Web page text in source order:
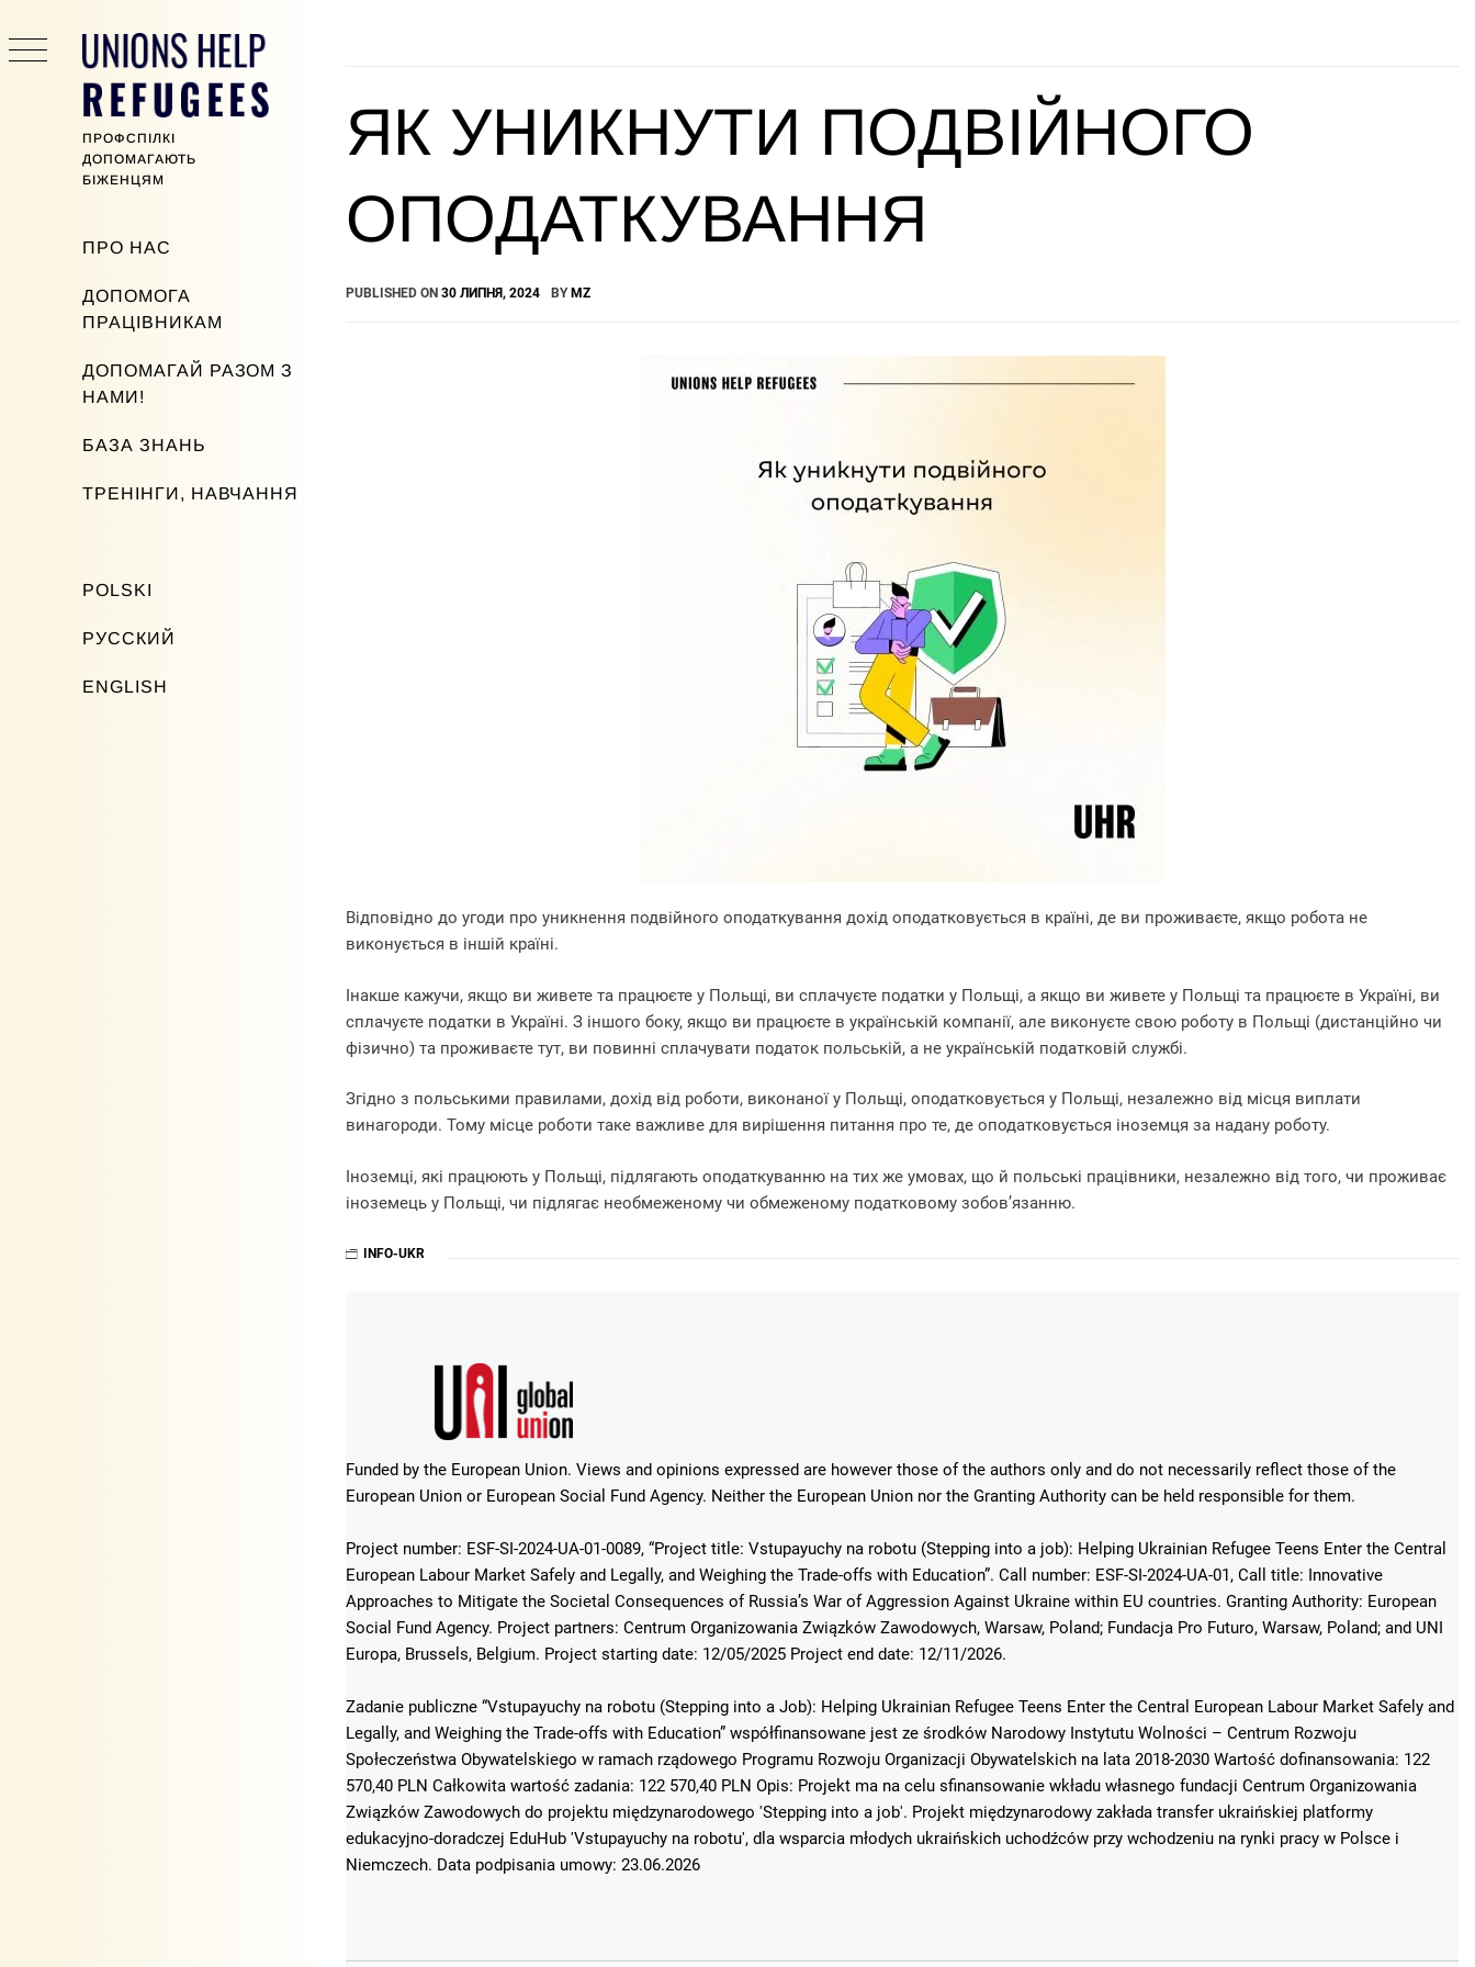
ПРОФСПІЛКІ
ДОПОМАГАЮТЬ
БІЖЕНЦЯМ
ПРО НАС
ДОПОМОГА
ПРАЦІВНИКАМ
ДОПОМАГАЙ РАЗОМ З
НАМИ!
БАЗА ЗНАНЬ
ТРЕНІНГИ, НАВЧАННЯ
POLSKI
РУССКИЙ
ENGLISH
to
content
ЯК УНИКНУТИ ПОДВІЙНОГО
ОПОДАТКУВАННЯ
PUBLISHED ON 30 ЛИПНЯ, 2024 BYMZ
Відповідно до угоди про уникнення подвійного оподаткування дохід оподатковується в країні, де ви проживаєте, якщо робота не
виконується в іншій країні.
Інакше кажучи, якщо ви живете та працюєте у Польщі, ви сплачуєте податки у Польщі, а якщо ви живете у Польщі та працюєте в Україні, ви
сплачуєте податки в Україні. З іншого боку, якщо ви працюєте в українській компанії, але виконуєте свою роботу в Польщі (дистанційно чи
фізично) та проживаєте тут, ви повинні сплачувати податок польській, а не українській податковій службі.
Згідно з польськими правилами, дохід від роботи, виконаної у Польщі, оподатковується у Польщі, незалежно від місця виплати
винагороди. Тому місце роботи таке важливе для вирішення питання про те, де оподатковується іноземця за надану роботу.
Іноземці, які працюють у Польщі, підлягають оподаткуванню на тих же умовах, що й польські працівники, незалежно від того, чи проживає
іноземець у Польщі, чи підлягає необмеженому чи обмеженому податковому зобов’язанню.
INFO-UKR
Funded by the European Union. Views and opinions expressed are however those of the authors only and do not necessarily reflect those of the
European Union or European Social Fund Agency. Neither the European Union nor the Granting Authority can be held responsible for them.
Project number: ESF-SI-2024-UA-01-0089, “Project title: Vstupayuchy na robotu (Stepping into a job): Helping Ukrainian Refugee Teens Enter the Central
European Labour Market Safely and Legally, and Weighing the Trade-offs with Education”. Call number: ESF-SI-2024-UA-01, Call title: Innovative
Approaches to Mitigate the Societal Consequences of Russia’s War of Aggression Against Ukraine within EU countries. Granting Authority: European
Social Fund Agency. Project partners: Centrum Organizowania Związków Zawodowych, Warsaw, Poland; Fundacja Pro Futuro, Warsaw, Poland; and UNI
Europa, Brussels, Belgium. Project starting date: 12/05/2025 Project end date: 12/11/2026.
Zadanie publiczne “Vstupayuchy na robotu (Stepping into a Job): Helping Ukrainian Refugee Teens Enter the Central European Labour Market Safely and
Legally, and Weighing the Trade-offs with Education” współfinansowane jest ze środków Narodowy Instytutu Wolności – Centrum Rozwoju
Społeczeństwa Obywatelskiego w ramach rządowego Programu Rozwoju Organizacji Obywatelskich na lata 2018-2030 Wartość dofinansowania: 122
570,40 PLN Całkowita wartość zadania: 122 570,40 PLN Opis: Projekt ma na celu sfinansowanie wkładu własnego fundacji Centrum Organizowania
Związków Zawodowych do projektu międzynarodowego 'Stepping into a job'. Projekt międzynarodowy zakłada transfer ukraińskiej platformy
edukacyjno-doradczej EduHub 'Vstupayuchy na robotu', dla wsparcia młodych ukraińskich uchodźców przy wchodzeniu na rynki pracy w Polsce i
Niemczech. Data podpisania umowy: 23.06.2026